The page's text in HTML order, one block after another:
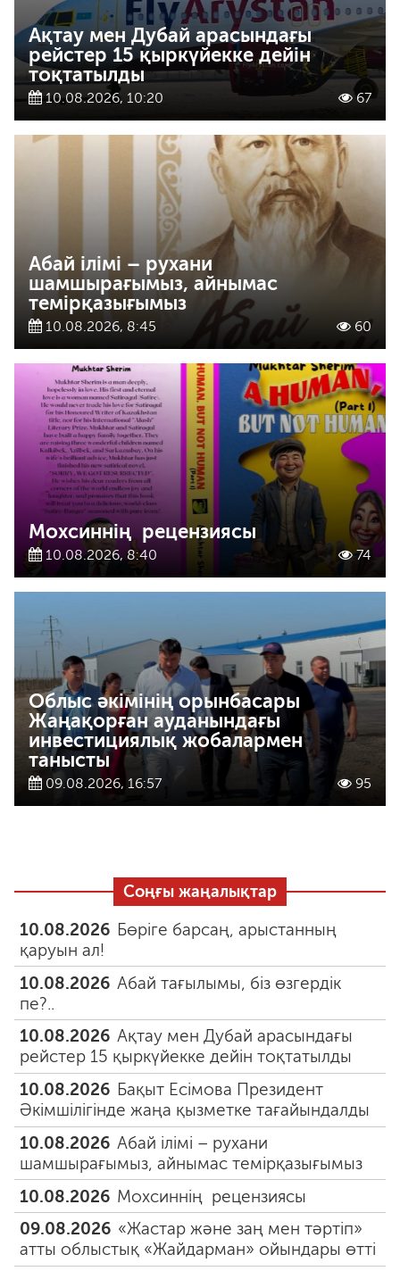
Ақтау мен Дубай арасындағы
рейстер 15 қыркүйекке дейін
тоқтатылды
10.08.2026, 10:20 67
Абай ілімі – рухани
шамшырағымыз, айнымас
темірқазығымыз
10.08.2026, 8:45 60
Мохсиннің рецензиясы
10.08.2026, 8:40 74
Облыс әкімінің орынбасары
Жаңақорған ауданындағы
инвестициялық жобалармен
танысты
09.08.2026, 16:57 95
Соңғы жаңалықтар
10.08.2026 Бөріге барсаң, арыстанның
қаруын ал!
10.08.2026 Абай тағылымы, біз өзгердік
пе?..
10.08.2026 Ақтау мен Дубай арасындағы
рейстер 15 қыркүйекке дейін тоқтатылды
10.08.2026 Бақыт Есімова Президент
Әкімшілігінде жаңа қызметке тағайындалды
10.08.2026 Абай ілімі – рухани
шамшырағымыз, айнымас темірқазығымыз
10.08.2026 Мохсиннің рецензиясы
09.08.2026 «Жастар және заң мен тәртіп»
атты облыстық «Жайдарман» ойындары өтті